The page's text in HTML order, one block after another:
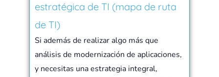
estratégica de TI (mapa de ruta
de TI)
Si además de realizar algo más que
análisis de modernización de aplicaciones,
y necesitas una estrategia integral,